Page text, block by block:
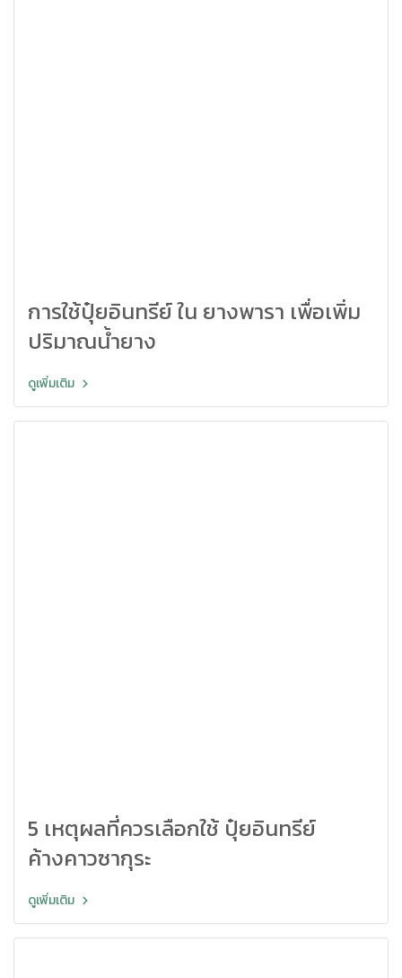
การใช้ปุ๋ยอินทรีย์ ใน ยางพารา เพื่อเพิ่ม
ปริมาณน้ำยาง
ดูเพิ่มเติม
5 เหตุผลที่ควรเลือกใช้ ปุ๋ยอินทรีย์
ค้างคาวซากุระ
ดูเพิ่มเติม